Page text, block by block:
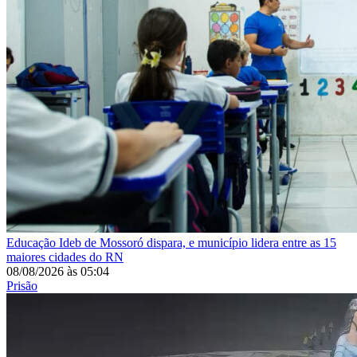
Educação Ideb de Mossoró dispara, e município lidera entre as 15
maiores cidades do RN
08/08/2026 às 05:04
Prisão